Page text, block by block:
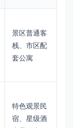
景区普通客
栈、市区配
套公寓
特色观景民
宿、星级酒